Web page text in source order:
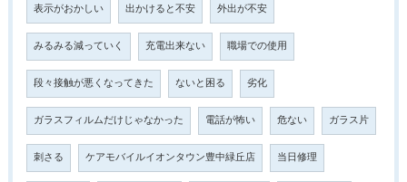
表示がおかしい 出かけると不安 外出が不安
みるみる減っていく 充電出来ない 職場での使用
段々接触が悪くなってきた ないと困る 劣化
ガラスフィルムだけじゃなかった 電話が怖い 危ない ガラス片
刺さる ケアモバイルイオンタウン豊中緑丘店 当日修理